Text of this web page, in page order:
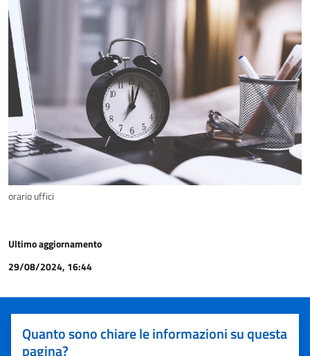
orario uffici
Ultimo aggiornamento
29/08/2024, 16:44
Quanto sono chiare le informazioni su questa
pagina?